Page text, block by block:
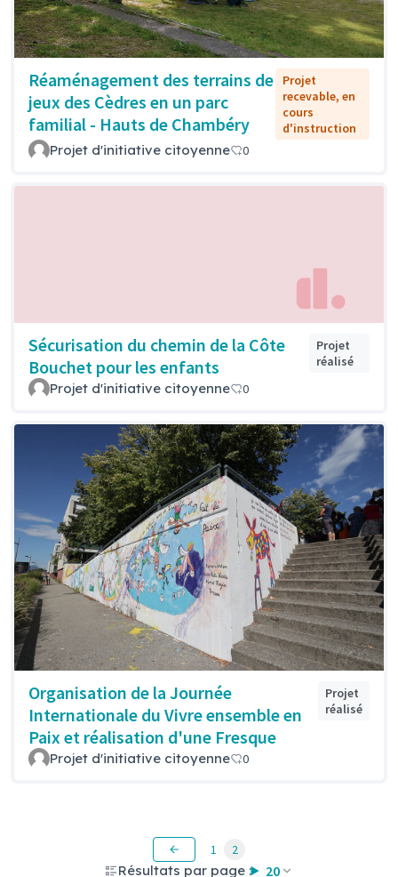
Réaménagement des terrains de
jeux des Cèdres en un parc
familial - Hauts de Chambéry
Projet
recevable, en
cours
d'instruction
Projet d'initiative citoyenne 0
Sécurisation du chemin de la Côte
Bouchet pour les enfants
Projet
réalisé
Projet d'initiative citoyenne 0
Organisation de la Journée
Internationale du Vivre ensemble en
Paix et réalisation d'une Fresque
Projet
réalisé
Projet d'initiative citoyenne 0
Résultats par page : 20
1 2